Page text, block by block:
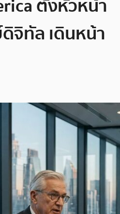
ตั้งหัวหน้า
จิทัล เดินหน้า